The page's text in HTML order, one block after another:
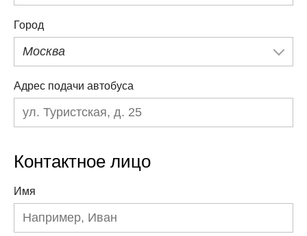
Город
Москва
Адрес подачи автобуса
Контактное лицо
Имя